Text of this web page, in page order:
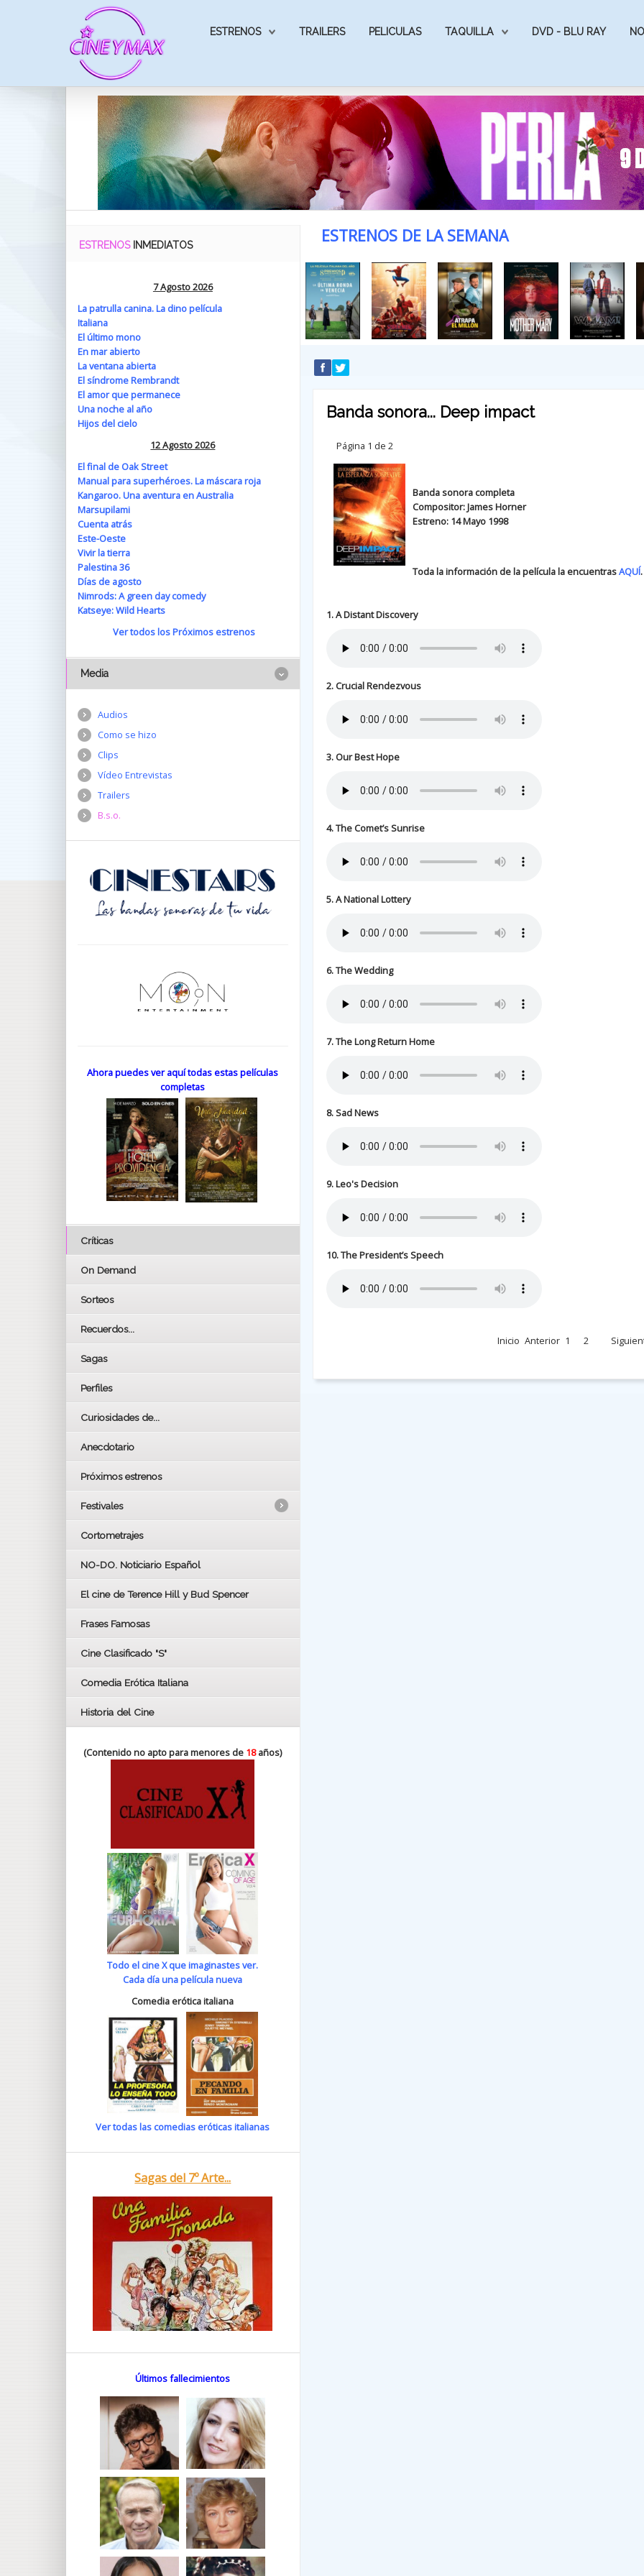
ESTRENOS TRAILERS PELICULAS TAQUILLA DVD - BLU RAY
ESTRENOS DE LA SEMANA
Banda sonora... Deep impact
Página 1 de 2
Banda sonora completa
Compositor: James Horner
Estreno: 14 Mayo 1998
Toda la información de la película la encuentrasAQUÍ.
1. A Distant Discovery
2. Crucial Rendezvous
3. Our Best Hope
4. The Comet’s Sunrise
5. A National Lottery
6. The Wedding
7. The Long Return Home
8. Sad News
9. Leo's Decision
10. The President’s Speech
Inicio Anterior 1 2
ESTRENOS INMEDIATOS
7 Agosto 2026
La patrulla canina. La dino película
Italiana
El último mono
En mar abierto
La ventana abierta
El síndrome Rembrandt
El amor que permanece
Una noche al año
Hijos del cielo
12 Agosto 2026
El final de Oak Street
Manual para superhéroes. La máscara roja
Kangaroo. Una aventura en Australia
Marsupilami
Cuenta atrás
Este-Oeste
Vivir la tierra
Palestina 36
Días de agosto
Nimrods: A green day comedy
Katseye: Wild Hearts
Ver todos los Próximos estrenos
Media
Audios
Como se hizo
Clips
Vídeo Entrevistas
Trailers
B.s.o.
Ahora puedes ver aquí todas estas películas
completas
Críticas
On Demand
Sorteos
Recuerdos...
Sagas
Perfiles
Curiosidades de...
Anecdotario
Próximos estrenos
Festivales
LOS OSCARS
BAFTA
Cortometrajes
NO-DO. Noticiario Español
El cine de Terence Hill y Bud Spencer
Frases Famosas
Cine Clasificado "S"
Comedia Erótica Italiana
Historia del Cine
(Contenido no apto para menores de 18años)
Todo el cine X que imaginastes ver.
Cada día una película nueva
Comedia erótica italiana
Ver todas las comedias eróticas italianas
Sagas del 7º Arte...
Últimos fallecimientos